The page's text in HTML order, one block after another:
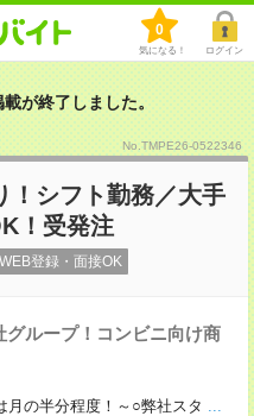
0
気になる！ ログイン
が終了しました。
No.TMPE26-0522346
！シフト勤務／大手
！受発注
WEB登録・面接OK
グループ！コンビニ向け商
月の半分程度！～○弊社スタ ...